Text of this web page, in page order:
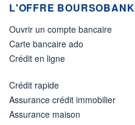
L'OFFRE BOURSOBANK
Ouvrir un compte bancaire
Carte bancaire ado
Crédit en ligne
Crédit rapide
Assurance crédit immobilier
Assurance maison